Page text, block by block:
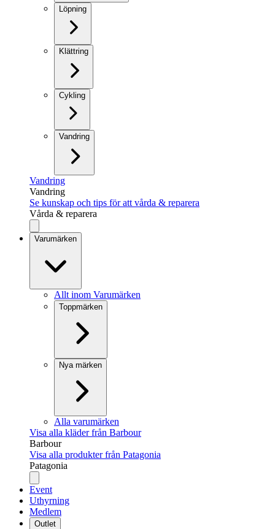
Löpning
Klättring
Cykling
Vandring
Vandring
Vandring
Se kunskap och tips för att vårda & reparera
Vårda & reparera
Varumärken
Allt inom Varumärken
Toppmärken
Nya märken
Alla varumärken
Visa alla kläder från Barbour
Barbour
Visa alla produkter från Patagonia
Patagonia
Event
Uthyrning
Medlem
Outlet